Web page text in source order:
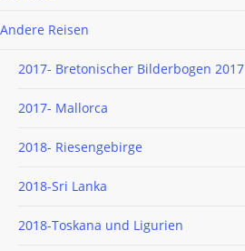
Andere Reisen
2017- Bretonischer Bilderbogen 2017
2017- Mallorca
2018- Riesengebirge
2018-Sri Lanka
2018-Toskana und Ligurien